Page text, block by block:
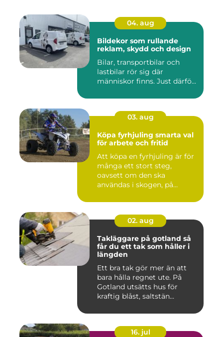
04. aug
Bildekor som rullande
reklam, skydd och design
Bilar, transportbilar och
lastbilar rör sig där
människor finns. Just därfö...
03. aug
Köpa fyrhjuling smarta val
för arbete och fritid
Att köpa en fyrhjuling är för
många ett stort steg,
oavsett om den ska
användas i skogen, på
02. aug
Takläggare på gotland så
får du ett tak som håller i
längden
Ett bra tak gör mer än att
bara hålla regnet ute. På
Gotland utsätts hus för
kraftig blåst, saltstän...
16. jul